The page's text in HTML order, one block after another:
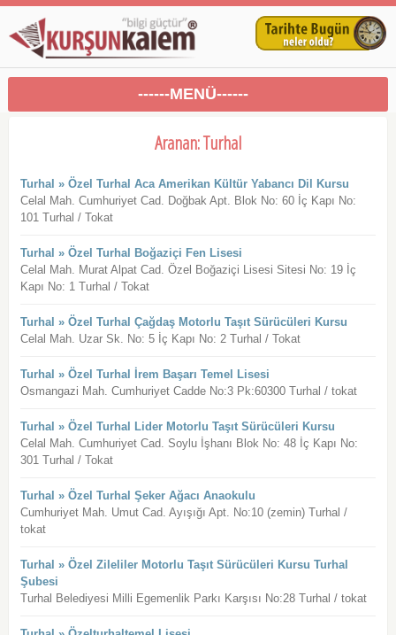
------MENÜ------
Aranan: Turhal
Turhal » Özel Turhal Aca Amerikan Kültür Yabancı Dil Kursu
Celal Mah. Cumhuriyet Cad. Doğbak Apt. Blok No: 60 İç Kapı No:
101 Turhal / Tokat
Turhal » Özel Turhal Boğaziçi Fen Lisesi
Celal Mah. Murat Alpat Cad. Özel Boğaziçi Lisesi Sitesi No: 19 İç
Kapı No: 1 Turhal / Tokat
Turhal » Özel Turhal Çağdaş Motorlu Taşıt Sürücüleri Kursu
Celal Mah. Uzar Sk. No: 5 İç Kapı No: 2 Turhal / Tokat
Turhal » Özel Turhal İrem Başarı Temel Lisesi
Osmangazi Mah. Cumhuriyet Cadde No:3 Pk:60300 Turhal / tokat
Turhal » Özel Turhal Lider Motorlu Taşıt Sürücüleri Kursu
Celal Mah. Cumhuriyet Cad. Soylu İşhanı Blok No: 48 İç Kapı No:
301 Turhal / Tokat
Turhal » Özel Turhal Şeker Ağacı Anaokulu
Cumhuriyet Mah. Umut Cad. Ayışığı Apt. No:10 (zemin) Turhal /
tokat
Turhal » Özel Zileliler Motorlu Taşıt Sürücüleri Kursu Turhal
Şubesi
Turhal Belediyesi Milli Egemenlik Parkı Karşısı No:28 Turhal / tokat